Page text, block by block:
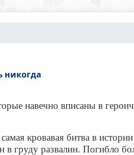
никогда
навечно вписаны в
кровавая битва в
груду развалин. Погибло